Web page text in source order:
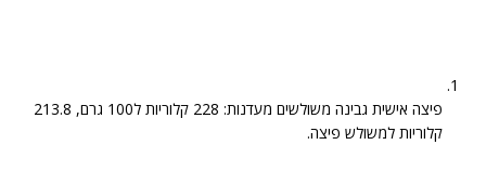
פיצה אישית גבינה משולשים מעדנות: 228 קלוריות ל100 גרם, 213.8
קלוריות למשולש פיצה.